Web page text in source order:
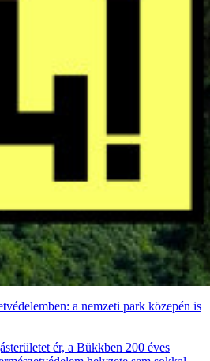
a nemzeti park közepén is
ér, a Bükkben 200 éves